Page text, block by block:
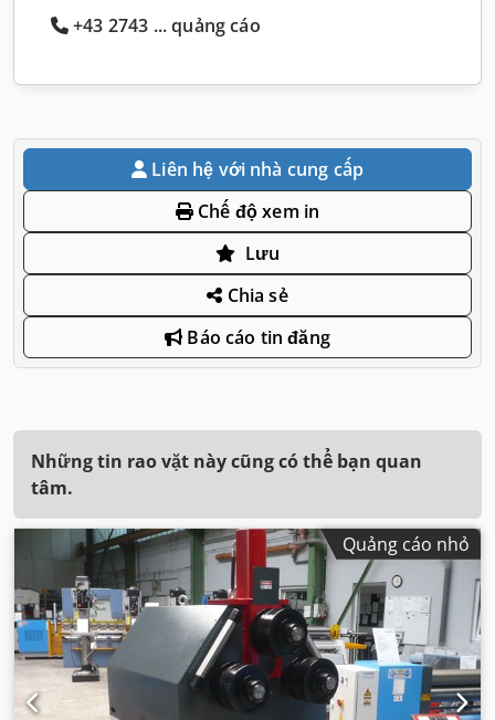
+43 2743 ... quảng cáo
Liên hệ với nhà cung cấp
Chế độ xem in
Lưu
Chia sẻ
Báo cáo tin đăng
Những tin rao vặt này cũng có thể bạn quan
tâm.
Quảng cáo nhỏ